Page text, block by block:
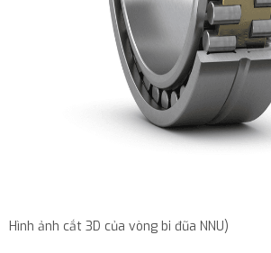
Hình ảnh cắt 3D của vòng bi đũa NNU)